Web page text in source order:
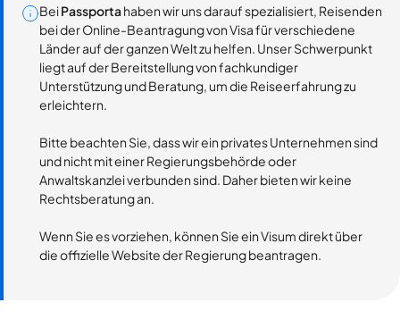
BeiPassportahaben wir uns darauf spezialisiert, Reisenden
bei der Online-Beantragung von Visa für verschiedene
Länder auf der ganzen Welt zu helfen. Unser Schwerpunkt
liegt auf der Bereitstellung von fachkundiger
Unterstützung und Beratung, um die Reiseerfahrung zu
erleichtern.
Bitte beachten Sie, dass wir ein privates Unternehmen sind
und nicht mit einer Regierungsbehörde oder
Anwaltskanzlei verbunden sind. Daher bieten wir keine
Rechtsberatung an.
Wenn Sie es vorziehen, können Sie ein Visum direkt über
die offizielle Website der Regierung beantragen.